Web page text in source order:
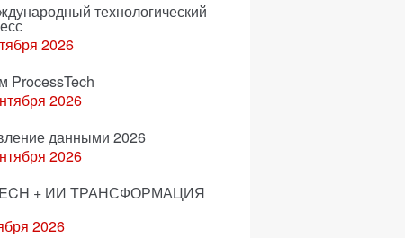
технологический
2026
ProcessTech
2026
данными 2026
2026
+ ИИ ТРАНСФОРМАЦИЯ
2026